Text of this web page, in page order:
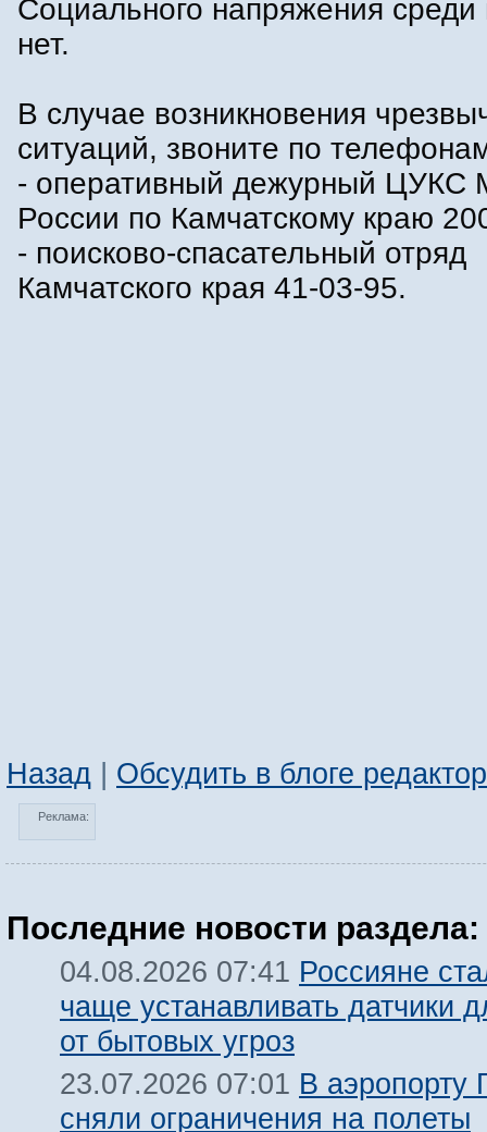
Социального напряжения среди
нет.
В случае возникновения
ситуаций, звоните по
- оперативный дежурный ЦУКС
России по Камчатскому краю
- поисково-спасательный отряд
Камчатского края 41-03-95.
Назад | Обсудить в блоге
Реклама:
Последние новости раздела:
04.08.2026 07:41 Россияне
чаще устанавливать датчики
от бытовых угроз
23.07.2026 07:01 В аэропорту
сняли ограничения на полеты